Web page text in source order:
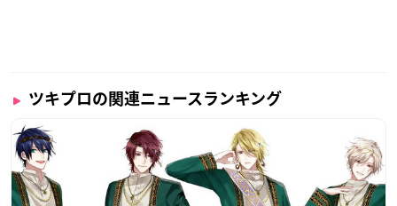
ツキプロの関連ニュースランキング